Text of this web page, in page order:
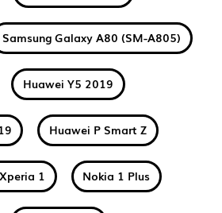
Samsung Galaxy A80 (SM-A805)
Huawei Y5 2019
Huawei P Smart Z
1 Nokia 1 Plus